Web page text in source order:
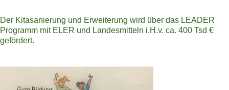
Der Kitasanierung und Erweiterung wird über das LEADER
Programm mit ELER und Landesmitteln i.H.v. ca. 400 Tsd €
gefördert.